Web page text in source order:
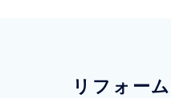
リフォー